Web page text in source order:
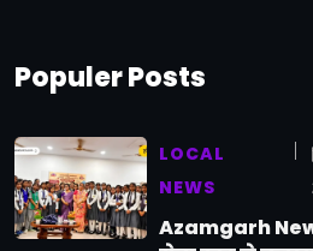
Populer Posts
LOCAL
NEWS
Azamgarh